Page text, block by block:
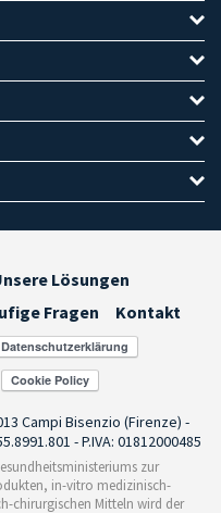
Lösungen
Fragen
Kontakt
Campi Bisenzio (Firenze) -
- P.IVA: 01812000485
zur
in-vitro medizinisch-
chirurgischen Mitteln wird der